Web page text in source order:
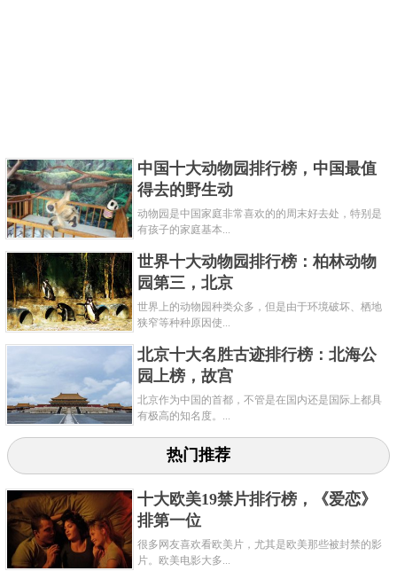
中国十大动物园排行榜，中国最值
得去的野生动
动物园是中国家庭非常喜欢的的周末好去处，特别是
有孩子的家庭基本...
世界十大动物园排行榜：柏林动物
园第三，北京
世界上的动物园种类众多，但是由于环境破坏、栖地
狭窄等种种原因使...
北京十大名胜古迹排行榜：北海公
园上榜，故宫
北京作为中国的首都，不管是在国内还是国际上都具
有极高的知名度。...
热门推荐
十大欧美19禁片排行榜，《爱恋》
排第一位
很多网友喜欢看欧美片，尤其是欧美那些被封禁的影
片。欧美电影大多...